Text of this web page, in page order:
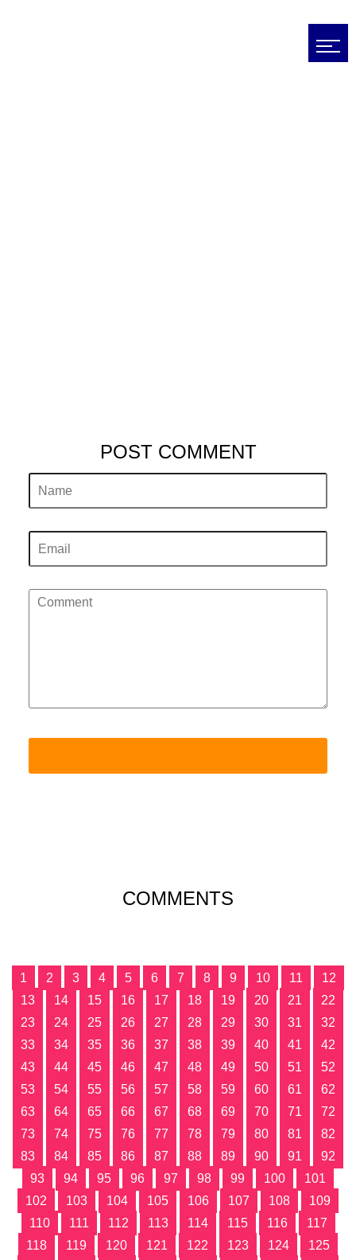
POST COMMENT
COMMENTS
1 2 3 4 5 6 7 8 9 10 11
12
13
14 15 16 17 18 19 20 21
22
23
24 25 26 27 28 29 30 31
32
33
34 35 36 37 38 39 40 41
42
43
44 45 46 47 48 49 50 51
52
53
54 55 56 57 58 59 60 61
62
63
64 65 66 67 68 69 70 71
72
73
74 75 76 77 78 79 80 81
82
83
84 85 86 87 88 89 90 91
92
93
94 95 96 97 98 99 100
101
102
103 104 105 106 107 108
109
110
111 112 113 114 115 116
117
118
119 120 121 122 123 124
125